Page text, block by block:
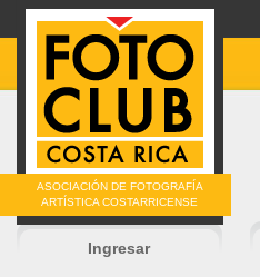
ASOCIACIÓN DE FOTOGRAFÍA
ARTÍSTICA COSTARRICENSE
Ingresar